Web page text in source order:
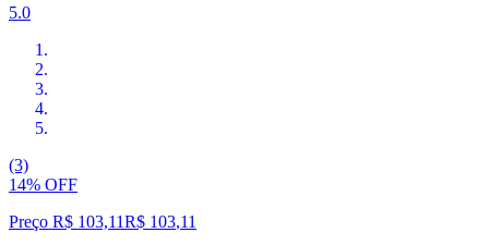
5.0
(3)
14% OFF
Preço R$ 103,11R$ 103,11